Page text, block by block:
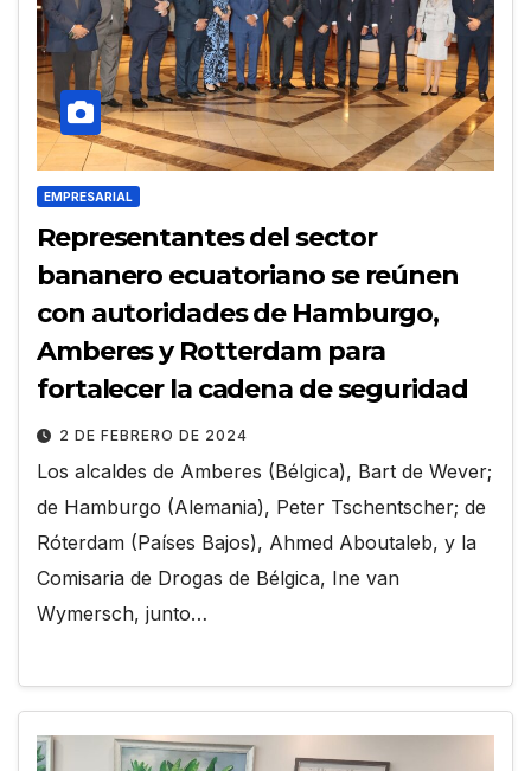
EMPRESARIAL
Representantes del sector
bananero ecuatoriano se reúnen
con autoridades de Hamburgo,
Amberes y Rotterdam para
fortalecer la cadena de seguridad
2 DE FEBRERO DE 2024
Los alcaldes de Amberes (Bélgica), Bart de Wever;
de Hamburgo (Alemania), Peter Tschentscher; de
Róterdam (Países Bajos), Ahmed Aboutaleb, y la
Comisaria de Drogas de Bélgica, Ine van
Wymersch, junto…